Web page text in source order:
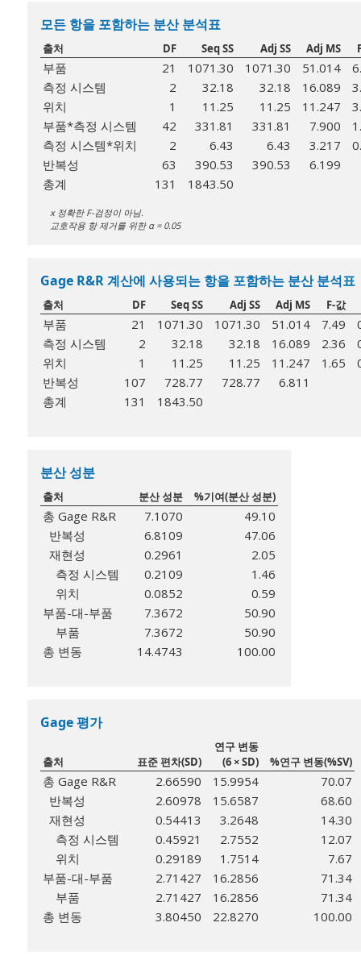
모든 항을 포함하는 분산 분석표
출처 DF Seq SS Adj SS Adj MS
부품 21 1071.30 1071.30 51.014
측정 시스템
2 32.18 32.18 16.089
위치
1 11.25 11.25 11.247
부품*측정 시스템
42 331.81 331.81 7.900
측정 시스템*위치
2 6.43 6.43 3.217
반복성
63 390.53 390.53
6.199
총계
131 1843.50
x 정확한 F-검정이 아님.
교호작용 항 제거를 위한 α = 0.05
Gage R&R 계산에 사용되는 항을 포함하는 분산 분석표
출처 DF Seq SS Adj SS Adj MS F-값
부품 21 1071.30 1071.30 51.014 7.49
측정 시스템
2 32.18 32.18 16.089 2.36
위치
1 11.25 11.25 11.247 1.65
반복성
107 728.77 728.77
6.811
총계
131 1843.50
분산 성분
출처 분산 성분 %기여(분산 성분)
총 Gage R&R 7.1070
49.10
반복성
6.8109
47.06
재현성
0.2961
2.05
측정 시스템
0.2109
1.46
위치
0.0852
0.59
부품-대-부품
7.3672
50.90
부품
7.3672
50.90
총 변동
14.4743 100.00
Gage 평가
출처 표준 편차(SD)
연구 변동
(6 × SD)
%연구 변동(%SV)
총 Gage R&R 2.66590 15.9954
70.07
반복성
2.60978 15.6587
68.60
재현성
0.54413 3.2648
14.30
측정 시스템
0.45921 2.7552
12.07
위치
0.29189 1.7514
7.67
부품-대-부품
2.71427 16.2856
71.34
부품
2.71427 16.2856
71.34
총 변동
3.80450 22.8270 100.00